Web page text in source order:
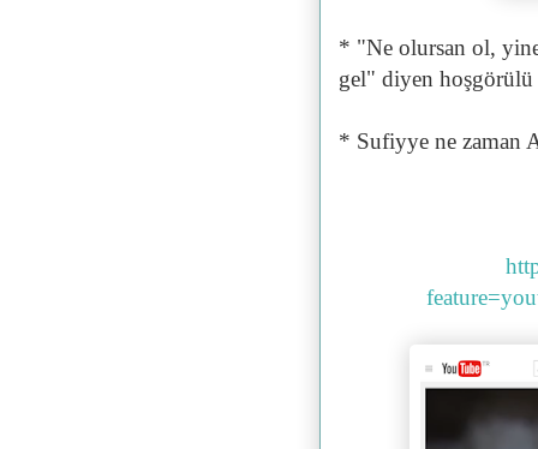
* "Ne olursan ol,
gel" diyen
* Sufiyye ne zaman